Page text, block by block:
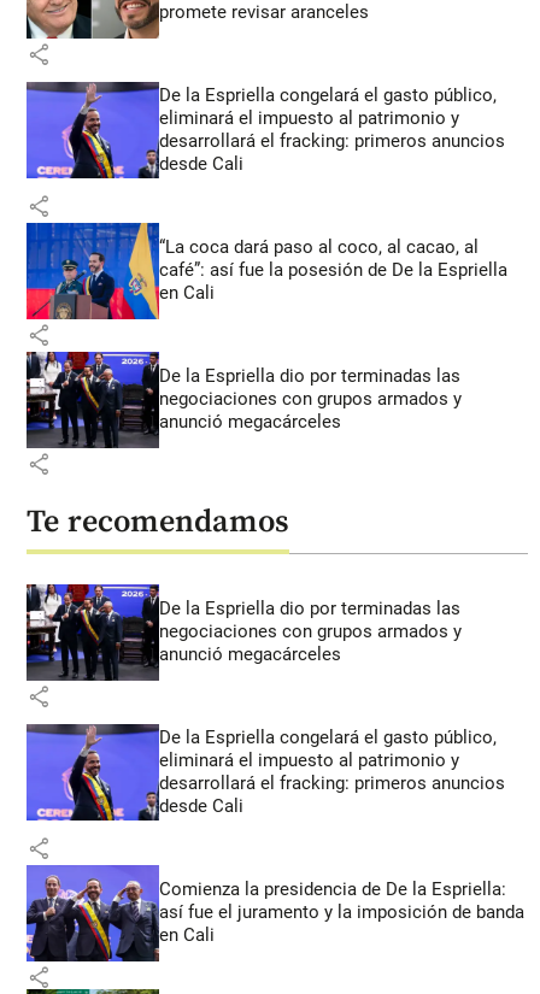
promete revisar aranceles
share
De la Espriella congelará el gasto público,
eliminará el impuesto al patrimonio y
desarrollará el fracking: primeros anuncios
desde Cali
share
“La coca dará paso al coco, al cacao, al
café”: así fue la posesión de De la Espriella
en Cali
share
De la Espriella dio por terminadas las
negociaciones con grupos armados y
anunció megacárceles
share
Te recomendamos
De la Espriella dio por terminadas las
negociaciones con grupos armados y
anunció megacárceles
share
De la Espriella congelará el gasto público,
eliminará el impuesto al patrimonio y
desarrollará el fracking: primeros anuncios
desde Cali
share
Comienza la presidencia de De la Espriella:
así fue el juramento y la imposición de banda
en Cali
share